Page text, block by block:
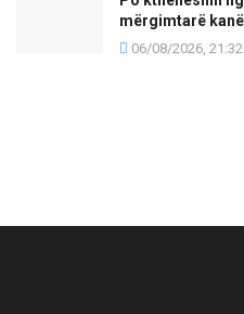
mërgimtarë
06/08/2026, 21:32